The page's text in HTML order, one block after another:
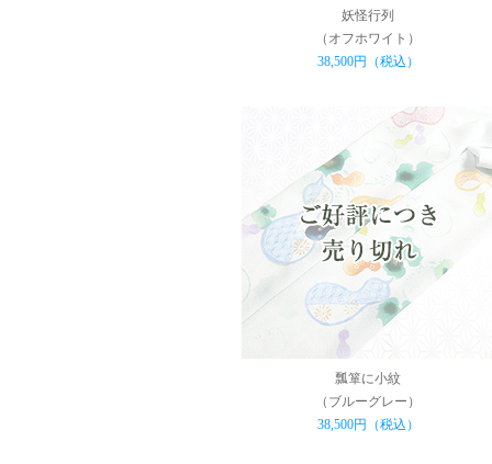
妖怪行列
（オフホワイト）
38,500円（税込）
瓢箪に小紋
（ブルーグレー）
38,500円（税込）